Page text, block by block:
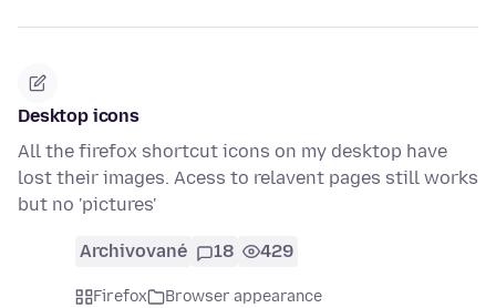
Desktop icons
All the firefox shortcut icons on my desktop have
lost their images. Acess to relavent pages still works
but no 'pictures'
Archivované 18 429
Firefox
Browser appearance